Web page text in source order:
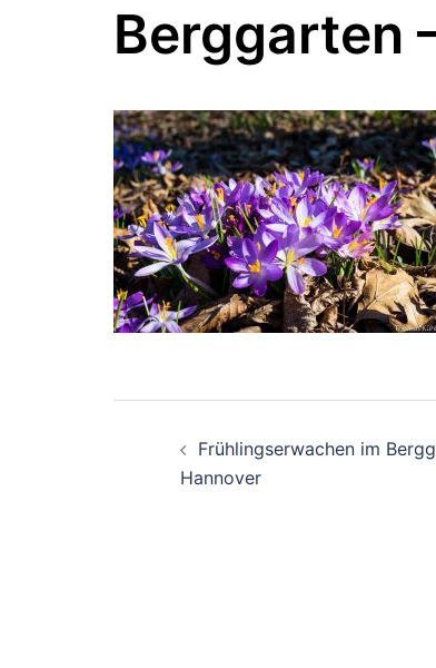
Berggarten
Frühlingserwachen im
Hannover